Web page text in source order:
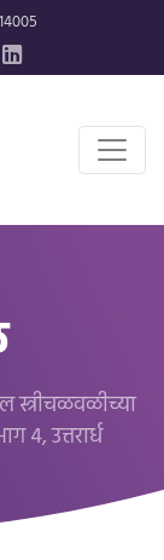
स्त्रीचळवळीच्या
४, उत्तरार्ध